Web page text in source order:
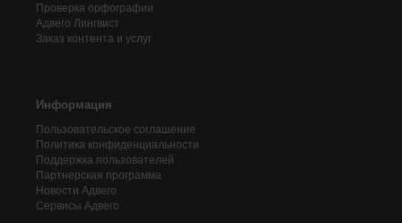
Проверка орфографии
Адвего Лингвист
Заказ контента и услуг
Информация
Пользовательское соглашение
Политика конфиденциальности
Поддержка пользователей
Партнерская программа
Новости Адвего
Сервисы Адвего